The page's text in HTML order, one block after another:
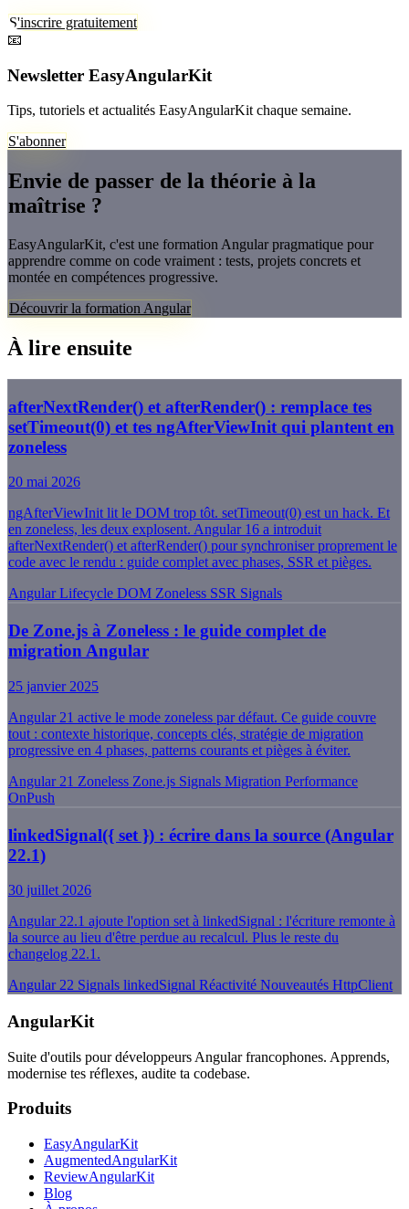
S'inscrire gratuitement
📧
Newsletter EasyAngularKit
Tips, tutoriels et actualités EasyAngularKit chaque semaine.
S'abonner
Envie de passer de la théorie à la
maîtrise ?
EasyAngularKit, c'est une formation Angular pragmatique pour
apprendre comme on code vraiment : tests, projets concrets et
montée en compétences progressive.
Découvrir la formation Angular
À lire ensuite
afterNextRender() et afterRender() : remplace tes
setTimeout(0) et tes ngAfterViewInit qui plantent en
zoneless
20 mai 2026
ngAfterViewInit lit le DOM trop tôt. setTimeout(0) est un hack. Et
en zoneless, les deux explosent. Angular 16 a introduit
afterNextRender() et afterRender() pour synchroniser proprement le
code avec le rendu : guide complet avec phases, SSR et pièges.
Angular Lifecycle DOM Zoneless SSR Signals
De Zone.js à Zoneless : le guide complet de
migration Angular
25 janvier 2025
Angular 21 active le mode zoneless par défaut. Ce guide couvre
tout : contexte historique, concepts clés, stratégie de migration
progressive en 4 phases, patterns courants et pièges à éviter.
Angular 21 Zoneless Zone.js Signals Migration Performance
OnPush
linkedSignal({ set }) : écrire dans la source (Angular
22.1)
30 juillet 2026
Angular 22.1 ajoute l'option set à linkedSignal : l'écriture remonte à
la source au lieu d'être perdue au recalcul. Plus le reste du
changelog 22.1.
Angular 22 Signals linkedSignal Réactivité Nouveautés HttpClient
AngularKit
Suite d'outils pour développeurs Angular francophones. Apprends,
modernise tes réflexes, audite ta codebase.
Produits
EasyAngularKit
AugmentedAngularKit
ReviewAngularKit
Blog